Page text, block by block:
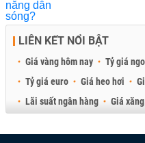
LIÊN KẾT NỔI BẬT
Giá vàng hôm nay Tỷ giá
Tỷ giá euro
Giá heo hơi
Lãi suất ngân hàng
Giá